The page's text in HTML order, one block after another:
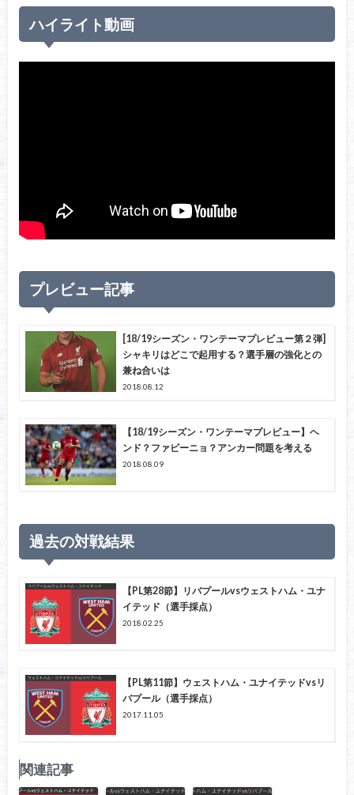
ハイライト動画
プレビュー記事
[18/19シーズン・ワンテーマプレビュー第２弾]
シャキリはどこで起用する？選手層の強化との
兼ね合いは
2018.08.12
【18/19シーズン・ワンテーマプレビュー】ヘ
ンド？ファビーニョ？アンカー問題を考える
2018.08.09
過去の対戦結果
【PL第28節】リバプールvsウェストハム・ユナ
イテッド（選手採点）
2018.02.25
【PL第11節】ウェストハム・ユナイテッドvsリ
バプール（選手採点）
2017.11.05
関連記事